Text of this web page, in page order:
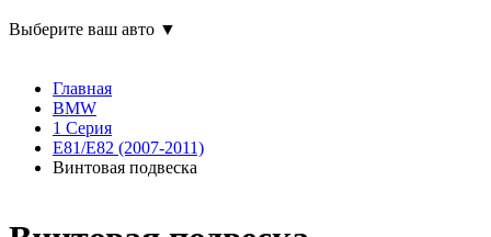
Выберите ваш авто ▼
Главная
BMW
1 Серия
E81/E82 (2007-2011)
Винтовая подвеска